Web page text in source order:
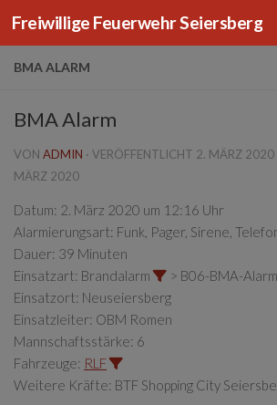
Zum Inhalt springen
Freiwillige Feuerwehr Seiersberg
BMA ALARM
BMA Alarm
VON ADMIN · VERÖFFENTLICHT 2. MÄRZ 2020
MÄRZ 2020
Datum: 2. März 2020 um 12:16 Uhr
Alarmierungsart: Funk, Pager, Sirene,
Dauer: 39 Minuten
Einsatzart: Brandalarm
> B06-BMA-Alarm
Einsatzort: Neuseiersberg
Einsatzleiter: OBM Romen
Mannschaftsstärke: 6
Fahrzeuge: RLF
Weitere Kräfte: BTF Shopping City